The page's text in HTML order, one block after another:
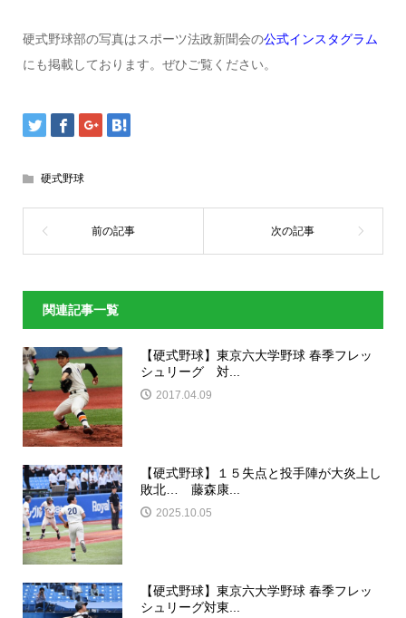
硬式野球部の写真はスポーツ法政新聞会の公式インスタグラム
にも掲載しております。ぜひご覧ください。
硬式野球
関連記事一覧
【硬式野球】東京六大学野球 春季フレッ
シュリーグ 対...
2017.04.09
【硬式野球】１５失点と投手陣が大炎上し
敗北… 藤森康...
2025.10.05
【硬式野球】東京六大学野球 春季フレッ
シュリーグ対東...